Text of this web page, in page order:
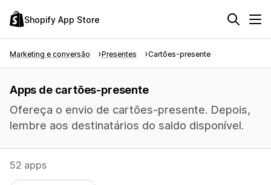
Shopify App Store
Marketing e conversão Presentes Cartões-presente
Apps de cartões-presente
Ofereça o envio de cartões-presente. Depois,
lembre aos destinatários do saldo disponível.
52 apps